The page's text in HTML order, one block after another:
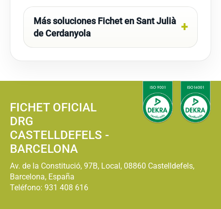
Más soluciones Fichet en Sant Julià
de Cerdanyola
FICHET OFICIAL
DRG
CASTELLDEFELS -
BARCELONA
Av. de la Constitució, 97B, Local, 08860 Castelldefels,
Barcelona, España
Teléfono: 931 408 616